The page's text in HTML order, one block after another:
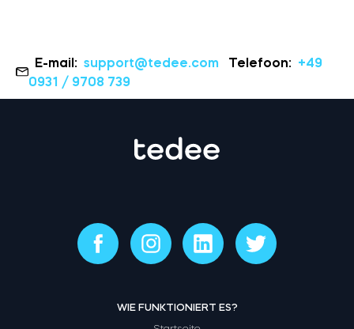
E-mail: support@tedee.com Telefoon: +49
0931 / 9708 739
WIE FUNKTIONIERT ES?